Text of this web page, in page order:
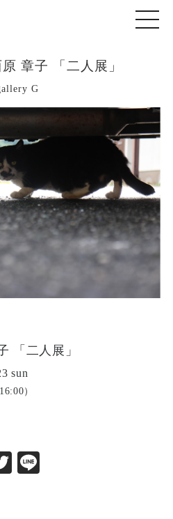
章子 「二人展」
G
「二人展」
sun
）
Twitter